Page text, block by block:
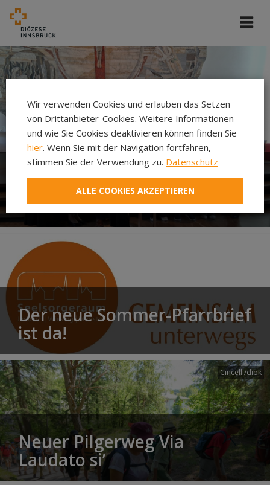
Diözesane Ehrungen 2026 -
HERZLICHE GRATULATION!
Der neue Sommer-Pfarrbrief
ist da!
Cincelli/dibk
Neuer Pilgerweg Via
Laudato si’
Wir verwenden Cookies und erlauben das Setzen
von Drittanbieter-Cookies. Weitere Informationen
und wie Sie Cookies deaktivieren können finden Sie
hier. Wenn Sie mit der Navigation fortfahren,
stimmen Sie der Verwendung zu. Datenschutz
ALLE COOKIES AKZEPTIEREN